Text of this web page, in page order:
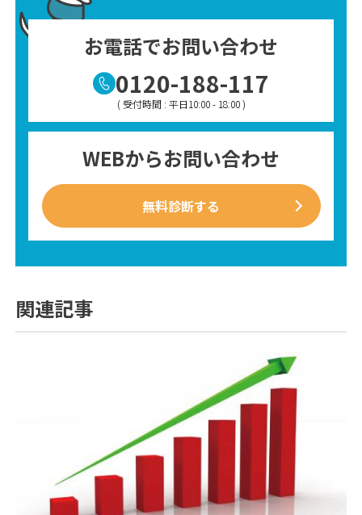
お電話でお問い合わせ
0120-188-117
( 受付時間 : 平日10:00 - 18:00 )
WEBからお問い合わせ
無料診断する
関連記事